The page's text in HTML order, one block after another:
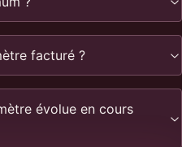
facturé ?
évolue en cours